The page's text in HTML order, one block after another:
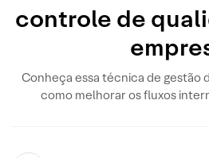
controle de
Conheça essa técnica de gestão
como melhorar os fluxos